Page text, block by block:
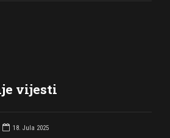
vijesti
18. Jula 2025